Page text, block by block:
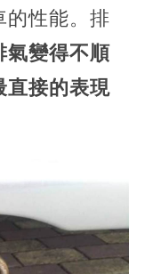
的性能。排
氣變得不順
直接的表現